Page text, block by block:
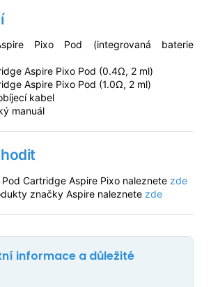
Pixo Pod (integrovaná baterie
Aspire Pixo Pod (0.4Ω, 2 ml)
Aspire Pixo Pod (1.0Ω, 2 ml)
kabel
manuál
Pod Cartridge Aspire Pixo naleznete zde
značky Aspire naleznete zde